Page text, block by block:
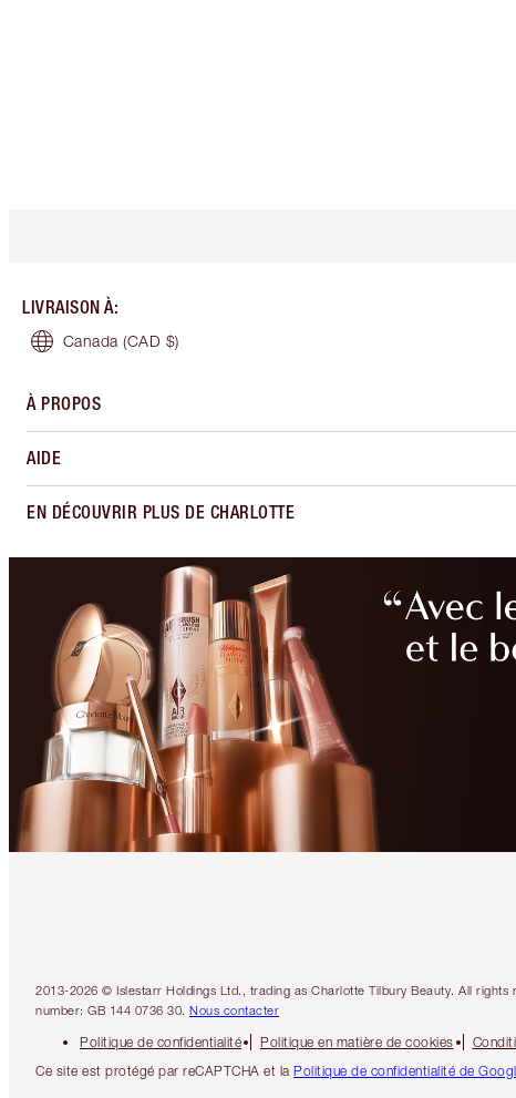
LIVRAISON À:
Canada (CAD $)
À PROPOS
AIDE
EN DÉCOUVRIR PLUS DE CHARLOTTE
2013-2026 © Islestarr Holdings Ltd., trading as Charlotte Tilbury Beauty. All
number: GB 144 0736 30. Nous contacter
Politique de confidentialité Politique en matière de cookies
Ce site est protégé par reCAPTCHA et la Politique de confidentialité de